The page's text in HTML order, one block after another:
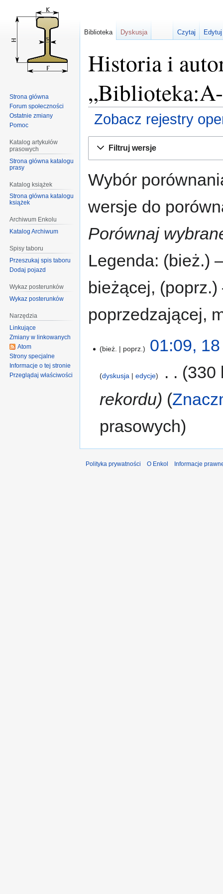
Historia i
Zobacz rejestry
Filtruj wersje
Wybór
wersje do
Porównaj
Legenda: (bież.)
bieżącej,
poprzedzającej,
bież. poprz. 01:09,
dyskusja edycje
330
rekordu
prasowych
Biblioteka Dyskusja Czytaj
Strona główna
Forum społeczności
Ostatnie zmiany
Pomoc
Katalog artykułów
prasowych
Strona główna katalogu
prasy
Katalog książek
Strona główna katalogu
książek
Archiwum Enkolu
Katalog Archiwum
Spisy taboru
Przeszukaj spis taboru
Dodaj pojazd
Wykaz posterunków
Wykaz posterunków
Narzędzia
Linkujące
Zmiany w linkowanych
Atom
Strony specjalne
Informacje o tej stronie
Przeglądaj właściwości
Polityka prywatności O Enkol Informacje